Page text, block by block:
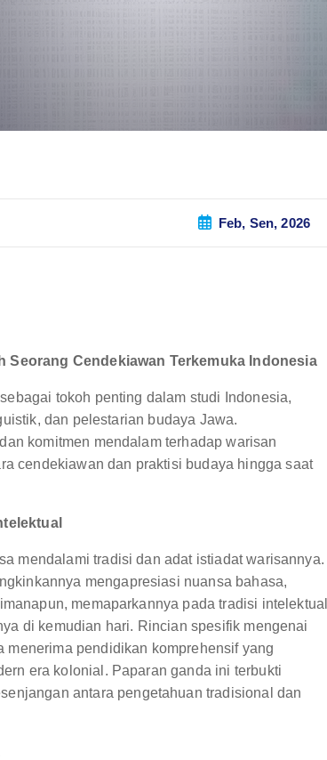
Feb, Sen, 2026
Seorang Cendekiawan Terkemuka Indonesia
tokoh penting dalam studi Indonesia,
dan pelestarian budaya Jawa.
komitmen mendalam terhadap warisan
cendekiawan dan praktisi budaya hingga saat
mendalami tradisi dan adat istiadat warisannya.
mengapresiasi nuansa bahasa,
memaparkannya pada tradisi intelektual
di kemudian hari. Rincian spesifik mengenai
pendidikan komprehensif yang
era kolonial. Paparan ganda ini terbukti
antara pengetahuan tradisional dan